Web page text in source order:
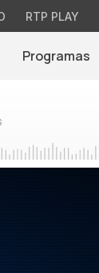
RTP PLAY
Programas